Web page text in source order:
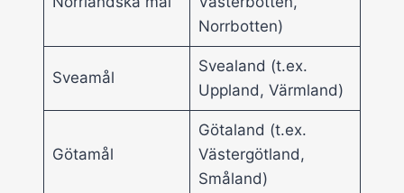
Norrbotten)
Sveamål
Svealand (t.ex.
Uppland, Värmland)
Götamål
Götaland (t.ex.
Västergötland,
Småland)